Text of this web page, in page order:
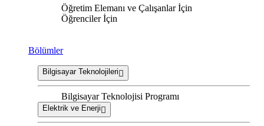
Öğretim Elemanı ve Çalışanlar İçin
Öğrenciler İçin
Bölümler
Bilgisayar Teknolojileri
Bilgisayar Teknolojisi Programı
Elektrik ve Enerji